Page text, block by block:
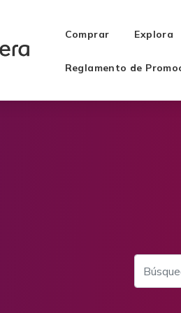
Comprar Explora
Reglamento de